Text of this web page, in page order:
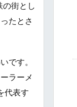
街とし
たとさ
です。
ラーメ
代表す